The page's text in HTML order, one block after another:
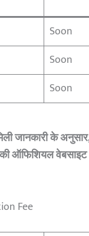
Soon
Soon
Soon
जानकारी के
की ऑफिशियल
Fee